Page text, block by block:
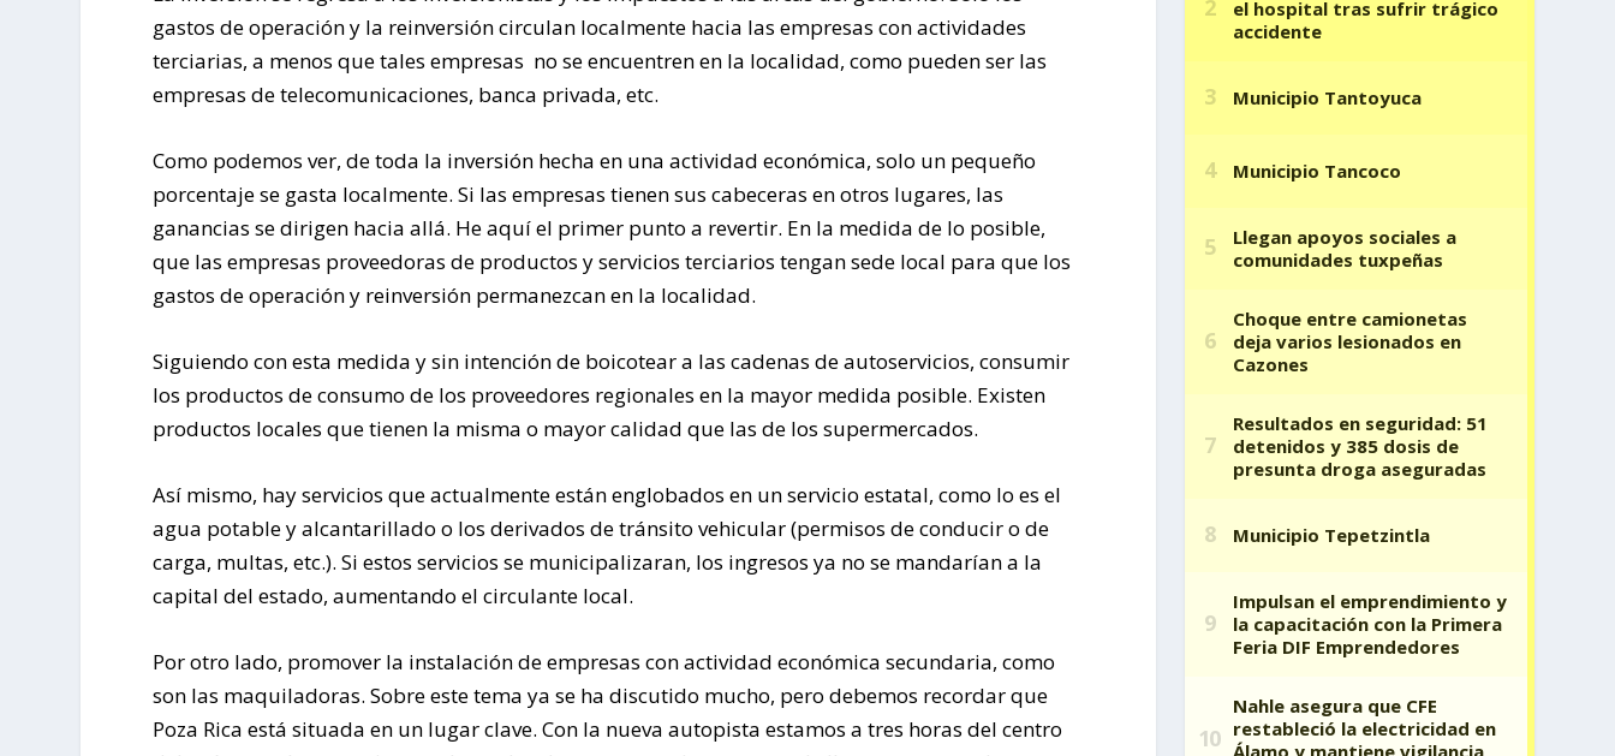
gastos de operación y la reinversión circulan localmente hacia las empresas con actividades
terciarias, a menos que tales empresas no se encuentren en la localidad, como pueden ser las
empresas de telecomunicaciones, banca privada, etc.
Como podemos ver, de toda la inversión hecha en una actividad económica, solo un pequeño
porcentaje se gasta localmente. Si las empresas tienen sus cabeceras en otros lugares, las
ganancias se dirigen hacia allá. He aquí el primer punto a revertir. En la medida de lo posible,
que las empresas proveedoras de productos y servicios terciarios tengan sede local para que los
gastos de operación y reinversión permanezcan en la localidad.
Siguiendo con esta medida y sin intención de boicotear a las cadenas de autoservicios, consumir
los productos de consumo de los proveedores regionales en la mayor medida posible. Existen
productos locales que tienen la misma o mayor calidad que las de los supermercados.
Así mismo, hay servicios que actualmente están englobados en un servicio estatal, como lo es el
agua potable y alcantarillado o los derivados de tránsito vehicular (permisos de conducir o de
carga, multas, etc.). Si estos servicios se municipalizaran, los ingresos ya no se mandarían a la
capital del estado, aumentando el circulante local.
Por otro lado, promover la instalación de empresas con actividad económica secundaria, como
son las maquiladoras. Sobre este tema ya se ha discutido mucho, pero debemos recordar que
Poza Rica está situada en un lugar clave. Con la nueva autopista estamos a tres horas del centro